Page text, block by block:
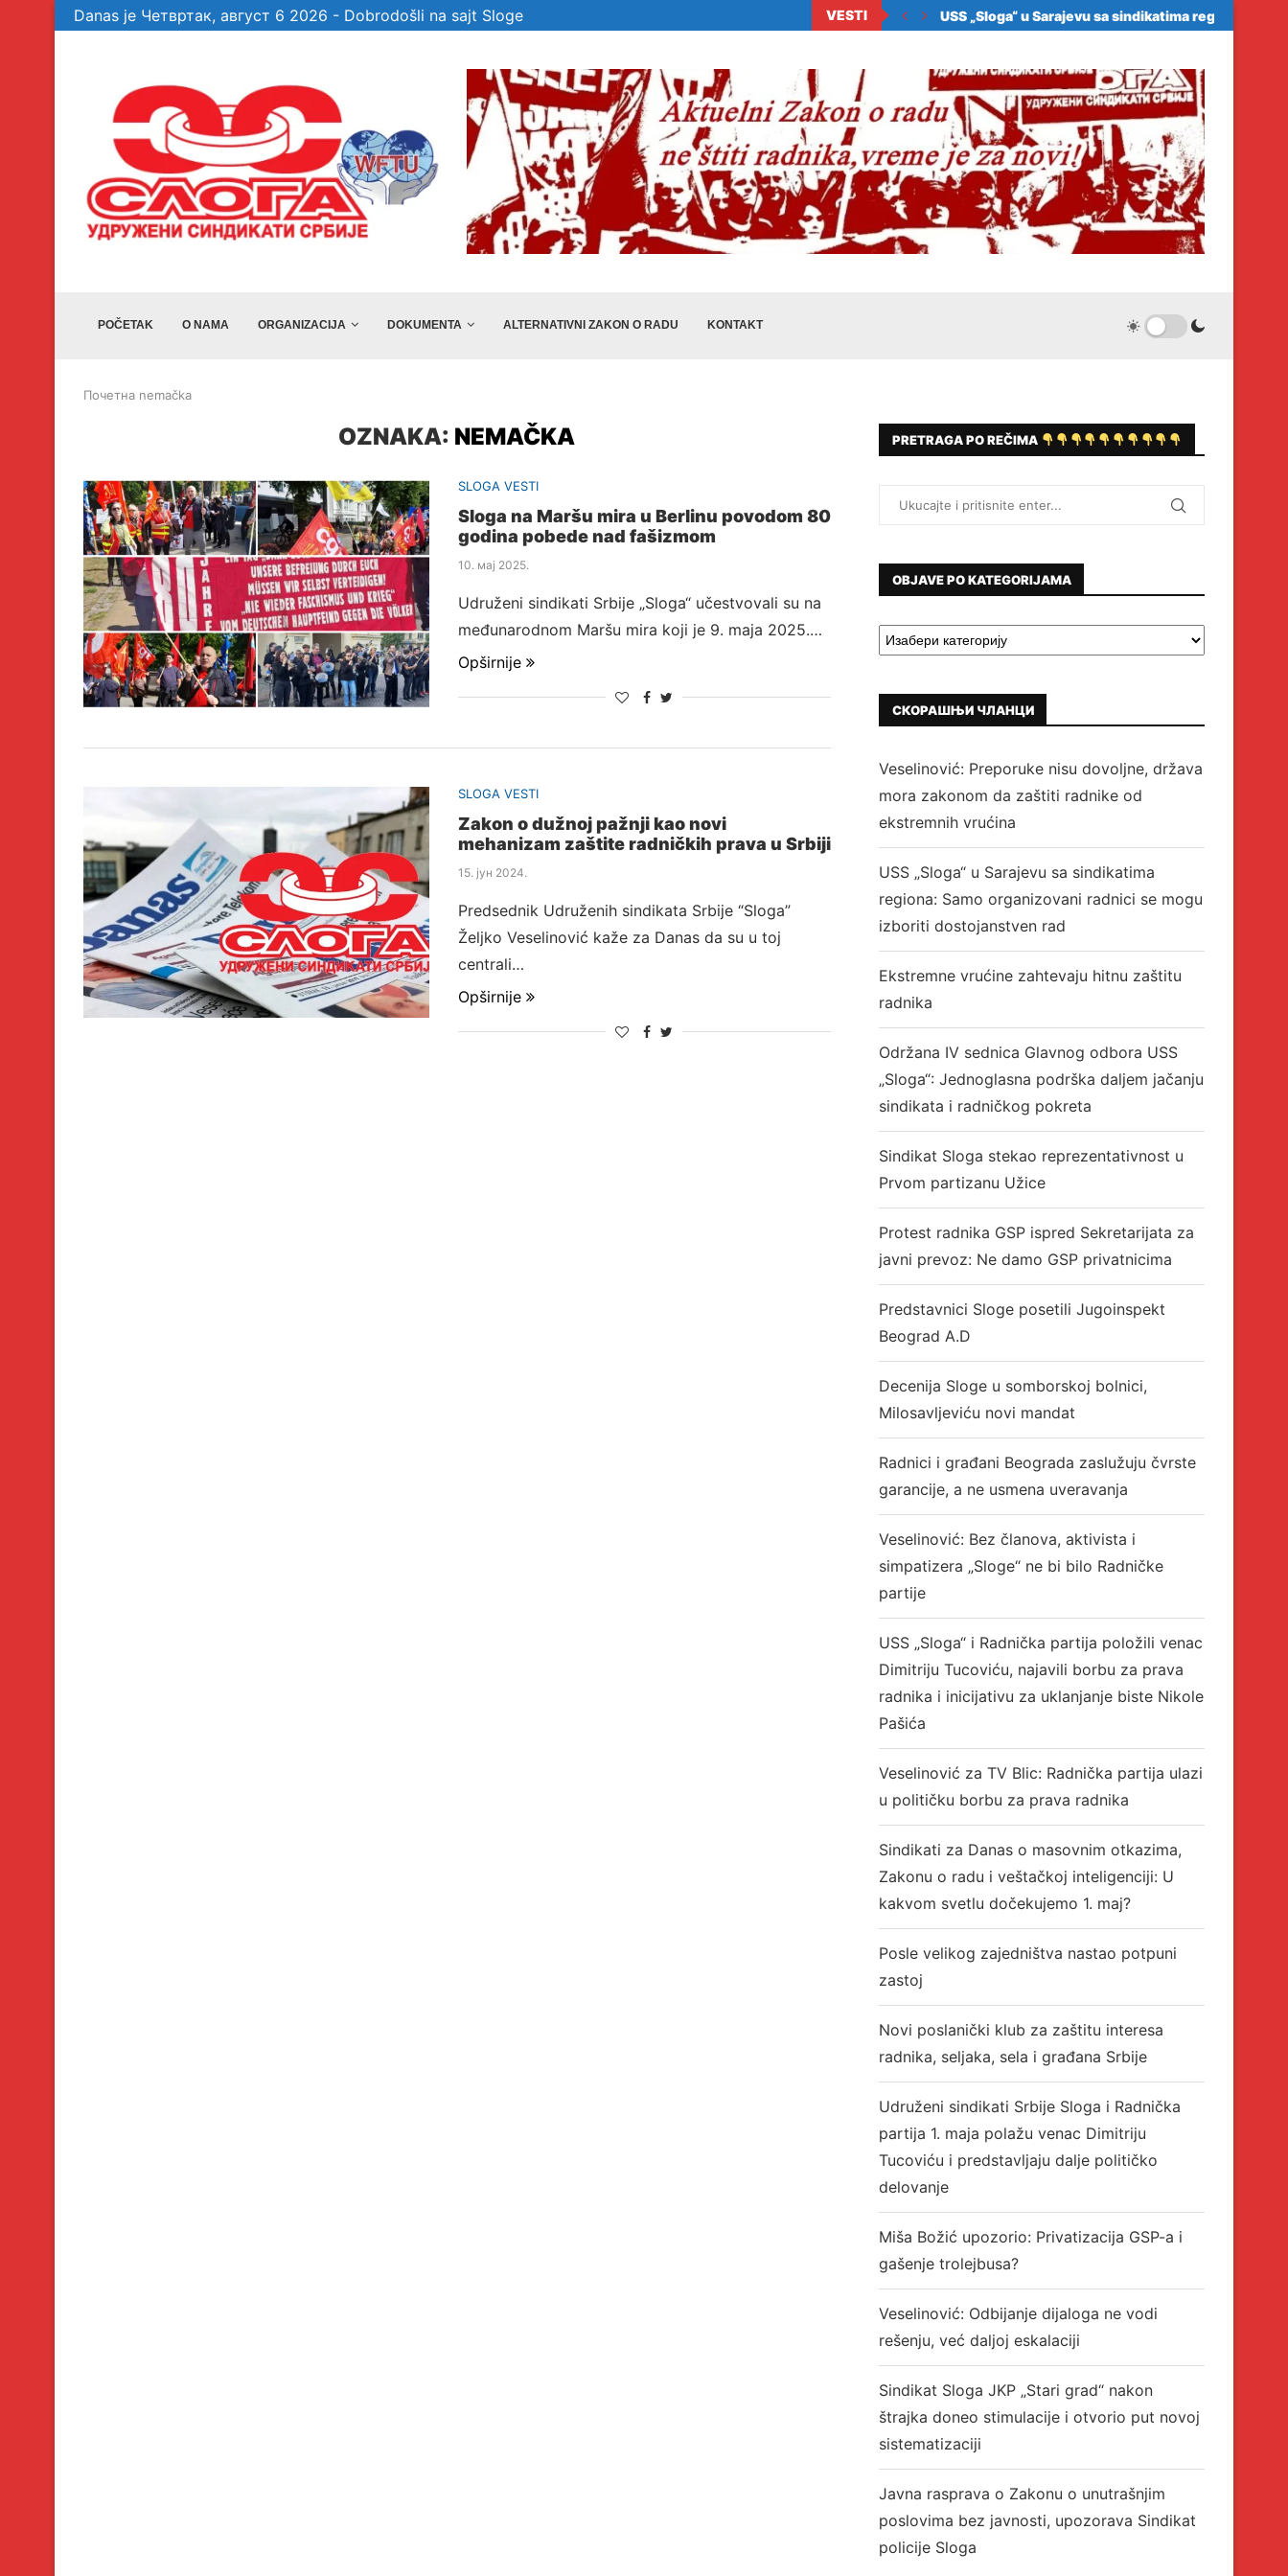
Danas je Четвртак, август 6 2026 - Dobrodošli na sajt Sloge VESTI
garancije, a... Veselinović: Bez članova, aktivista i simpatizera „Sloge“ ne... Veselinović: Preporuke nisu dovoljne, država mora zakonom da...USS „Sloga“ u Sarajevu sa sindikatima regiona:
POČETAK O NAMA ORGANIZACIJA DOKUMENTA ALTERNATIVNI ZAKON O RADU KONTAKT
Почетна nemačka
OZNAKA: NEMAČKA
SLOGA VESTI
Sloga na Maršu mira u Berlinu povodom 80
godina pobede nad fašizmom
10. мај 2025.
Udruženi sindikati Srbije „Sloga“ učestvovali su na
međunarodnom Maršu mira koji je 9. maja 2025.…
Opširnije
SLOGA VESTI
Zakon o dužnoj pažnji kao novi
mehanizam zaštite radničkih prava u Srbiji
15. јун 2024.
Predsednik Udruženih sindikata Srbije “Sloga”
Željko Veselinović kaže za Danas da su u toj
centrali…
Opširnije
PRETRAGA PO REČIMA
OBJAVE PO KATEGORIJAMA
СКОРАШЊИ ЧЛАНЦИ
Veselinović: Preporuke nisu dovoljne, država
mora zakonom da zaštiti radnike od
ekstremnih vrućina
USS „Sloga“ u Sarajevu sa sindikatima
regiona: Samo organizovani radnici se mogu
izboriti dostojanstven rad
Ekstremne vrućine zahtevaju hitnu zaštitu
radnika
Održana IV sednica Glavnog odbora USS
„Sloga“: Jednoglasna podrška daljem jačanju
sindikata i radničkog pokreta
Sindikat Sloga stekao reprezentativnost u
Prvom partizanu Užice
Protest radnika GSP ispred Sekretarijata za
javni prevoz: Ne damo GSP privatnicima
Predstavnici Sloge posetili Jugoinspekt
Beograd A.D
Decenija Sloge u somborskoj bolnici,
Milosavljeviću novi mandat
Radnici i građani Beograda zaslužuju čvrste
garancije, a ne usmena uveravanja
Veselinović: Bez članova, aktivista i
simpatizera „Sloge“ ne bi bilo Radničke
partije
USS „Sloga“ i Radnička partija položili venac
Dimitriju Tucoviću, najavili borbu za prava
radnika i inicijativu za uklanjanje biste Nikole
Pašića
Veselinović za TV Blic: Radnička partija ulazi
u političku borbu za prava radnika
Sindikati za Danas o masovnim otkazima,
Zakonu o radu i veštačkoj inteligenciji: U
kakvom svetlu dočekujemo 1. maj?
Posle velikog zajedništva nastao potpuni
zastoj
Novi poslanički klub za zaštitu interesa
radnika, seljaka, sela i građana Srbije
Udruženi sindikati Srbije Sloga i Radnička
partija 1. maja polažu venac Dimitriju
Tucoviću i predstavljaju dalje političko
delovanje
Miša Božić upozorio: Privatizacija GSP-a i
gašenje trolejbusa?
Veselinović: Odbijanje dijaloga ne vodi
rešenju, već daljoj eskalaciji
Sindikat Sloga JKP „Stari grad“ nakon
štrajka doneo stimulacije i otvorio put novoj
sistematizaciji
Javna rasprava o Zakonu o unutrašnjim
poslovima bez javnosti, upozorava Sindikat
policije Sloga